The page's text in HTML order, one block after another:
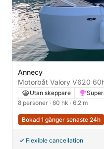
Annecy
Motorbåt Valory
Utan skeppare
8 personer · 60 hk · 6.2 m
Bokad 1 gånger senaste 24h
Flexible cancellation